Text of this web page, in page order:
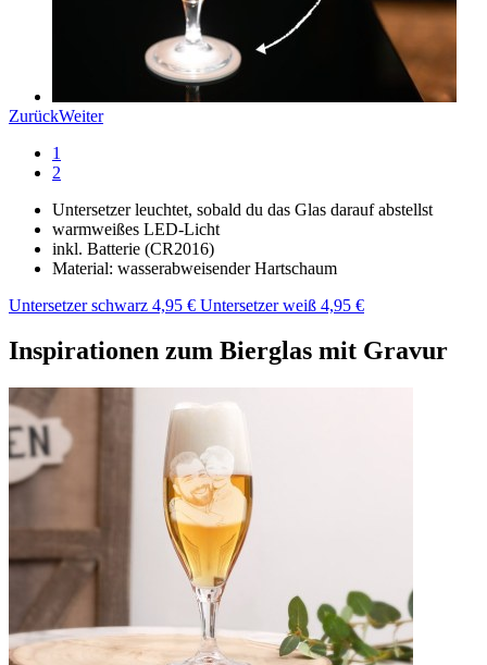
ZurückWeiter
1
2
Untersetzer leuchtet, sobald du das Glas darauf abstellst
warmweißes LED-Licht
inkl. Batterie (CR2016)
Material: wasserabweisender Hartschaum
Untersetzer schwarz 4,95 € Untersetzer weiß 4,95 €
Inspirationen zum Bierglas mit Gravur